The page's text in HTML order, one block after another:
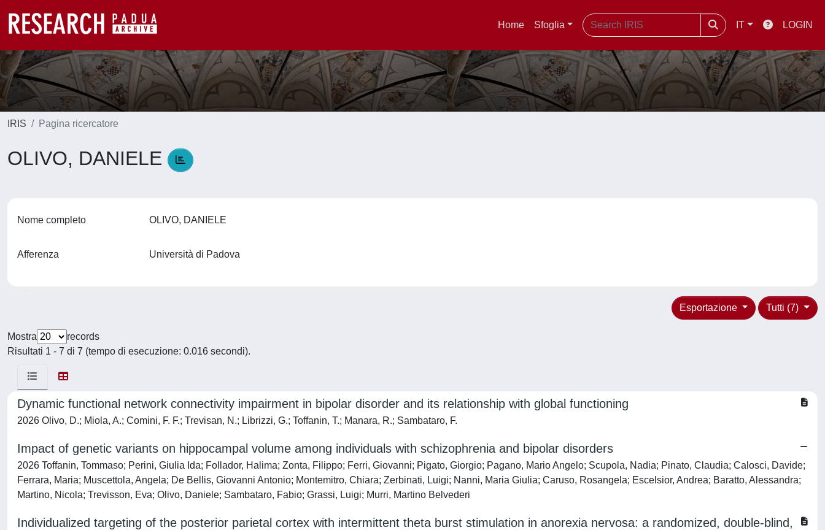
Home Sfoglia IT LOGIN
IRIS Pagina ricercatore
OLIVO, DANIELE
Nome completo OLIVO, DANIELE
Afferenza Università di Padova
Tutti (7)
Esportazione
Mostra
records
Risultati 1 - 7 di 7 (tempo di esecuzione: 0.016 secondi).
Dynamic functional network connectivity impairment in bipolar disorder and its relationship with global functioning
2026 Olivo, D.; Miola, A.; Comini, F. F.; Trevisan, N.; Librizzi, G.; Toffanin, T.; Manara, R.; Sambataro, F.
Impact of genetic variants on hippocampal volume among individuals with schizophrenia and bipolar disorders
2026 Toffanin, Tommaso; Perini, Giulia Ida; Follador, Halima; Zonta, Filippo; Ferri, Giovanni; Pigato, Giorgio; Pagano, Mario Angelo; Scupola, Nadia; Pinato, Claudia; Calosci, Davide;
Ferrara, Maria; Muscettola, Angela; De Bellis, Giovanni Antonio; Montemitro, Chiara; Zerbinati, Luigi; Nanni, Maria Giulia; Caruso, Rosangela; Escelsior, Andrea; Baratto, Alessandra;
Martino, Nicola; Trevisson, Eva; Olivo, Daniele; Sambataro, Fabio; Grassi, Luigi; Murri, Martino Belvederi
Individualized targeting of the posterior parietal cortex with intermittent theta burst stimulation in anorexia nervosa: a randomized, double-blind,